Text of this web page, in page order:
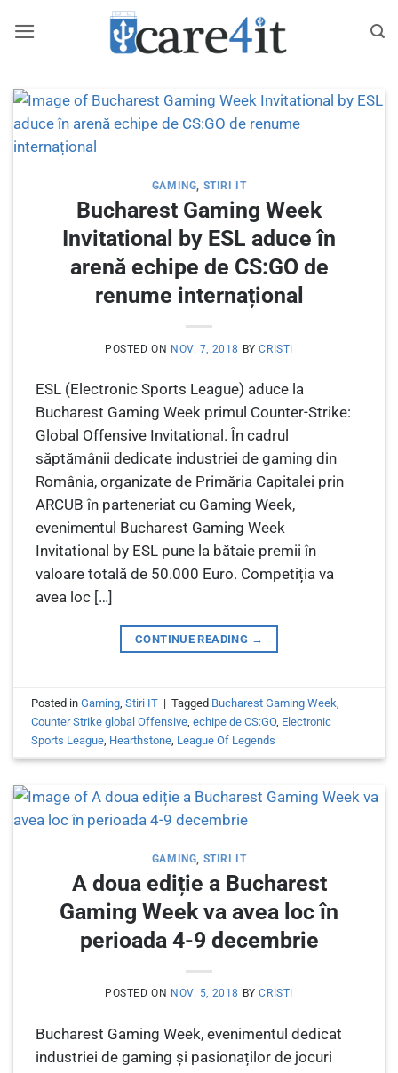
GAMING, STIRI IT
Bucharest Gaming Week
Invitational by ESL aduce în
arenă echipe de CS:GO de
renume internațional
POSTED ON NOV. 7, 2018 BYCRISTI
ESL (Electronic Sports League) aduce la
Bucharest Gaming Week primul Counter-Strike:
Global Offensive Invitational. În cadrul
săptămânii dedicate industriei de gaming din
România, organizate de Primăria Capitalei prin
ARCUB în parteneriat cu Gaming Week,
evenimentul Bucharest Gaming Week
Invitational by ESL pune la bătaie premii în
valoare totală de 50.000 Euro. Competiția va
avea loc […]
CONTINUE READING →
Posted inGaming ,Stiri IT | Tagged Bucharest Gaming Week
Counter Strike global Offensive ,echipe de CS:GO, Electronic
Sports League Hearthstone League Of Legends
GAMING, STIRI IT
A doua ediție a Bucharest
Gaming Week va avea loc în
perioada 4-9 decembrie
POSTED ON NOV. 5, 2018 BYCRISTI
Bucharest Gaming Week, evenimentul dedicat
industriei de gaming și pasionaților de jocuri